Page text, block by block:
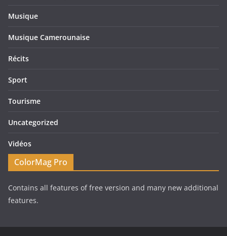
Musique
Musique Camerounaise
Récits
Sport
Tourisme
Uncategorized
Vidéos
ColorMag Pro
Contains all features of free version and many new additional
features.